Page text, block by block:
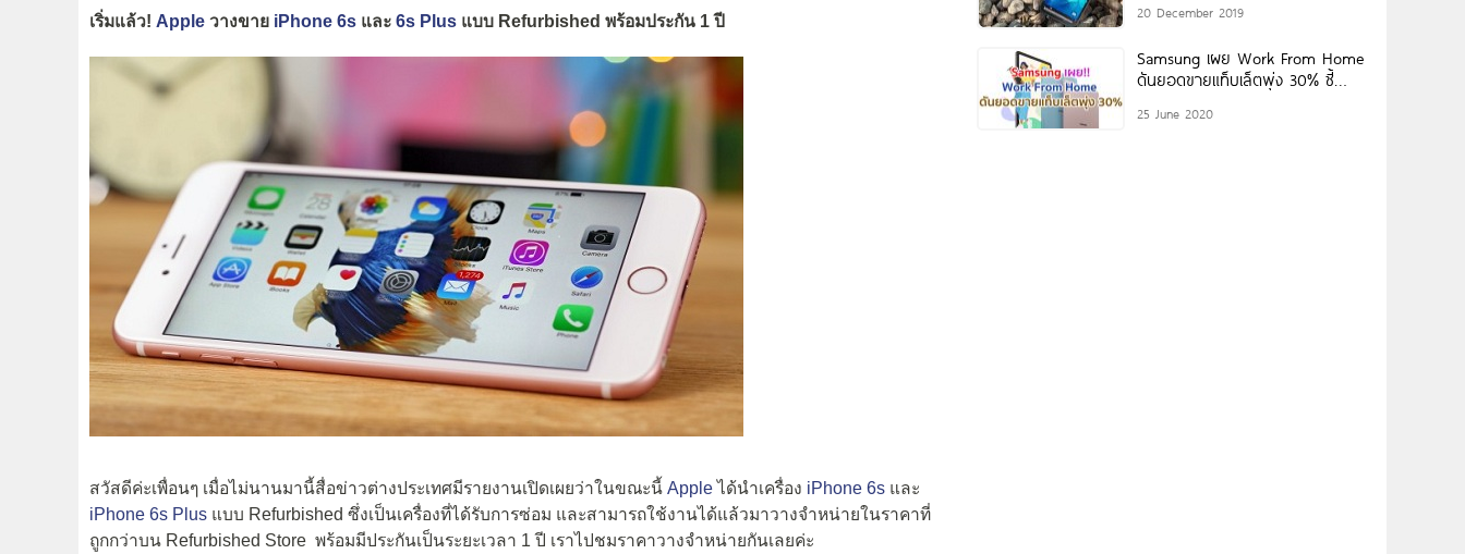
เริ่มแล้ว! Apple วางขาย iPhone 6s และ 6s Plus แบบ Refurbished พร้อมประกัน 1 ปี
สวัสดีค่ะเพื่อนๆ เมื่อไม่นานมานี้สื่อข่าวต่างประเทศมีรายงานเปิดเผยว่าในขณะนี้ Appleได้นำเครื่อง iPhone 6s และ
iPhone 6s Plus แบบ Refurbished ซึ่งเป็นเครื่องที่ได้รับการซ่อม และสามารถใช้งานได้แล้วมาวางจำหน่ายในราคาที่
ถูกกว่าบน Refurbished Store พร้อมมีประกันเป็นระยะเวลา 1 ปี เราไปชมราคาวางจำหน่ายกันเลยค่ะ
20 December 2019
Samsung เผย Work From Home
ดันยอดขายแท็บเล็ตพุ่ง 30% ชี้
25 June 2020